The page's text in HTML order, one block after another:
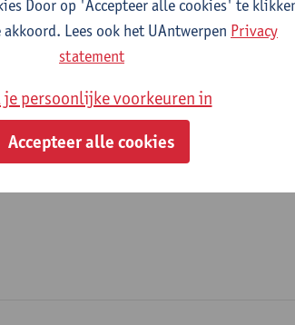
personeel
Door op 'Accepteer alle cookies' te
Lees ook het UAntwerpen Privacy
statement
je persoonlijke voorkeuren in
Accepteer alle cookies